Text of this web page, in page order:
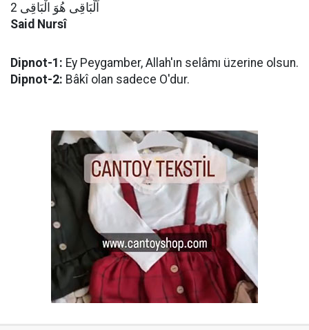
اَلْبَاقِى هُوَ الْبَاقِى 2
Said Nursî
Dipnot-1: Ey Peygamber, Allah'ın selâmı üzerine olsun.
Dipnot-2: Bâkî olan sadece O'dur.